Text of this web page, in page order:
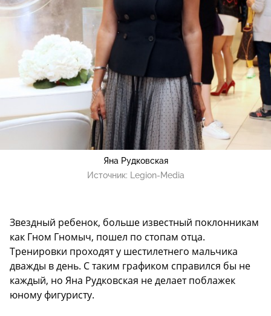
Яна Рудковская
Источник:
Legion-Media
Звездный ребенок, больше известный поклонникам
как Гном Гномыч, пошел по стопам отца.
Тренировки проходят у шестилетнего мальчика
дважды в день. С таким графиком справился бы не
каждый, но Яна Рудковская не делает поблажек
юному фигуристу.